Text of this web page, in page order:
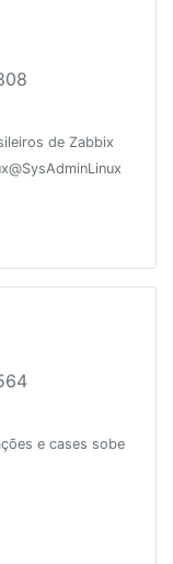
de Zabbix
e cases sobe